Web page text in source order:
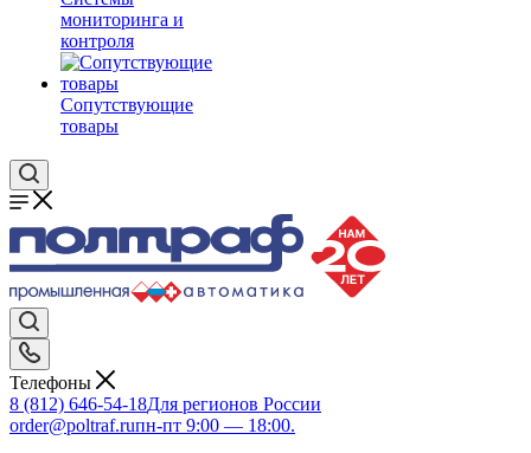
мониторинга и
контроля
Сопутствующие
товары
Телефоны
8 (812) 646-54-18Для регионов России
order@poltraf.ruпн-пт 9:00 — 18:00.